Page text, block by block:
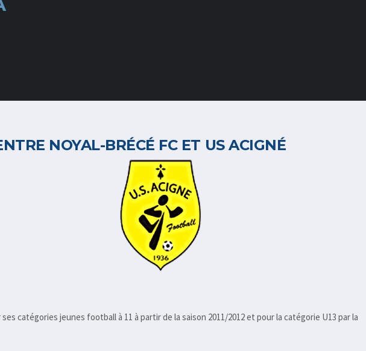
NOYAL-BRÉCÉ FC ET US ACIGNÉ
catégories jeunes football à 11 à partir de la saison 2011/2012 et pour la catégorie U13 par la